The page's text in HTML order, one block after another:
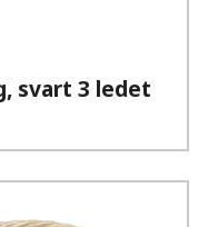
svart 3 ledet